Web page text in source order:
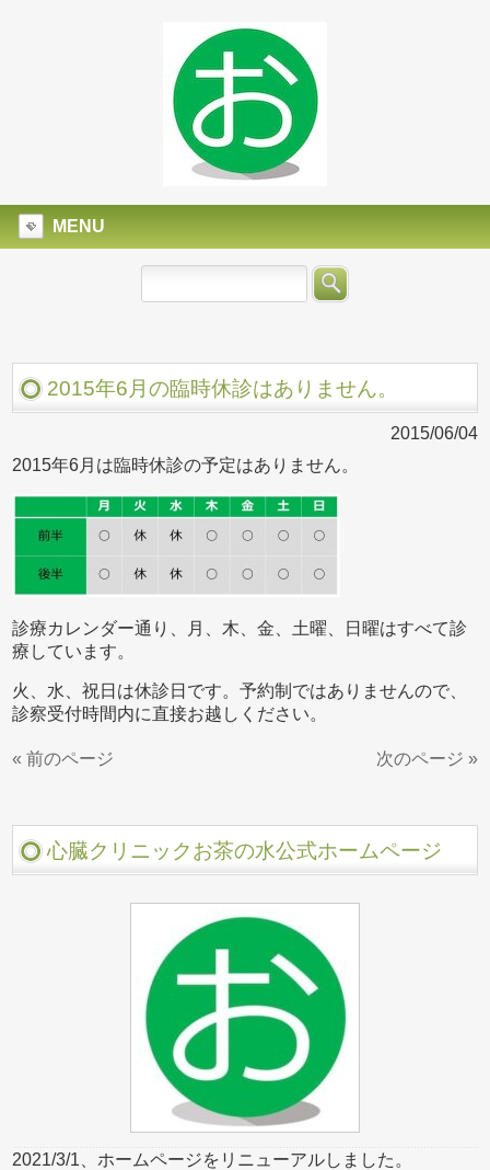
MENU
2015年6月の臨時休診はありません。
2015/06/04
2015年6月は臨時休診の予定はありません。
診療カレンダー通り、月、木、金、土曜、日曜はすべて診
療しています。
火、水、祝日は休診日です。予約制ではありませんので、
診察受付時間内に直接お越しください。
« 前のページ 次のページ »
心臓クリニックお茶の水公式ホームページ
2021/3/1、ホームページをリニューアルしました。